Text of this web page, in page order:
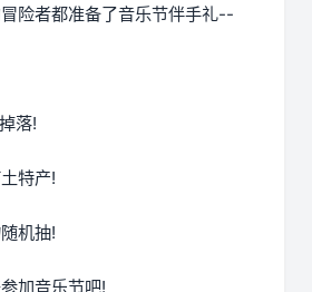
险者都准备了音乐节伴手礼--
落!
特产!
机抽!
加音乐节吧!